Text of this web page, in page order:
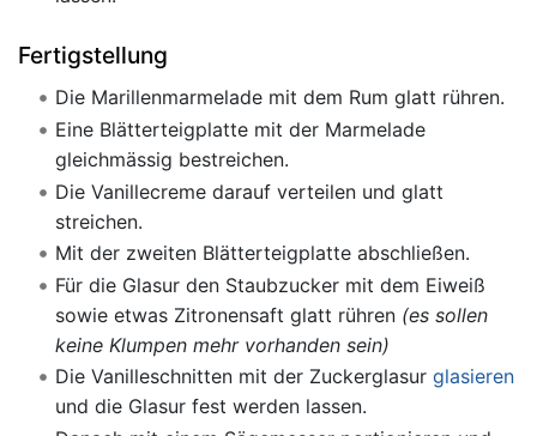
Fertigstellung
Die Marillenmarmelade mit dem Rum glatt rühren.
Eine Blätterteigplatte mit der Marmelade
gleichmässig bestreichen.
Die Vanillecreme darauf verteilen und glatt
streichen.
Mit der zweiten Blätterteigplatte abschließen.
Für die Glasur den Staubzucker mit dem Eiweiß
sowie etwas Zitronensaft glatt rühren (es sollen
keine Klumpen mehr vorhanden sein)
Die Vanilleschnitten mit der Zuckerglasur glasieren
und die Glasur fest werden lassen.